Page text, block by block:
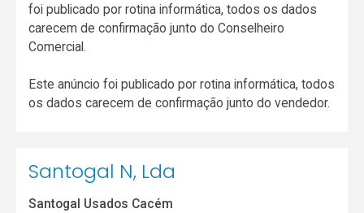
foi publicado por rotina informática, todos os dados
carecem de confirmação junto do Conselheiro
Comercial.
Este anúncio foi publicado por rotina informática, todos
os dados carecem de confirmação junto do vendedor.
Santogal N, Lda
Santogal Usados Cacém